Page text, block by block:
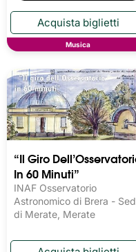
Musica
“Il Giro
In 60 Minuti”
INAF Osservatorio
Astronomico di Brera -
di Merate, Merate